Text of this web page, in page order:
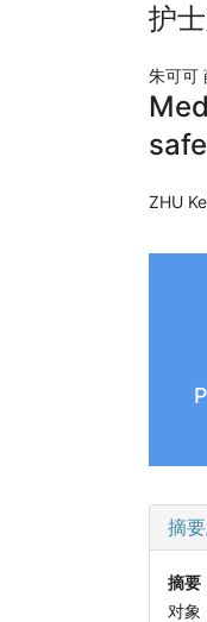
护
朱可可
ZHU
摘
摘要
对象